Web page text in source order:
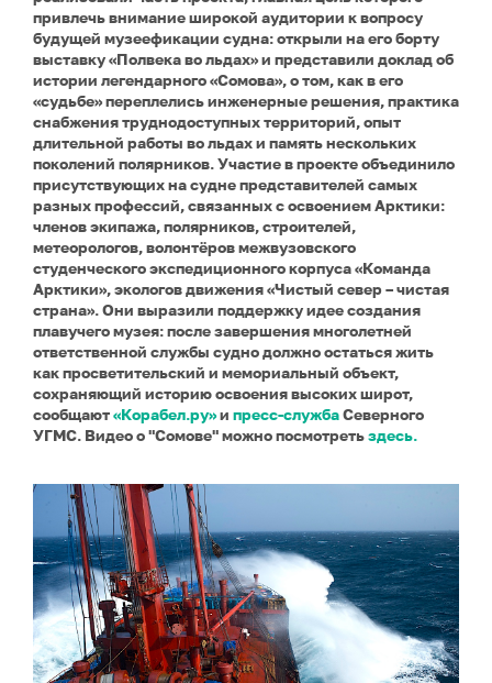
привлечь внимание широкой аудитории к вопросу
будущей музеефикации судна: открыли на его борту
выставку «Полвека во льдах» и представили доклад об
истории легендарного «Сомова», о том, как в его
«судьбе» переплелись инженерные решения, практика
снабжения труднодоступных территорий, опыт
длительной работы во льдах и память нескольких
поколений полярников.Участие в проекте объединило
присутствующих на судне представителей самых
разных профессий, связанных с освоением Арктики:
членов экипажа, полярников, строителей,
метеорологов, волонтёров межвузовского
студенческого экспедиционного корпуса «Команда
Арктики», экологов движения «Чистый север – чистая
страна». Они выразили поддержку идее создания
плавучего музея: после завершения многолетней
ответственной службы судно должно остаться жить
как просветительский и мемориальный объект,
сохраняющий историю освоения высоких широт,
сообщают«Корабел.ру»и пресс-службаСеверного
УГМС. Видео о "Сомове" можно посмотретьздесь.